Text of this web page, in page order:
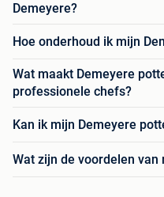
Demeyere?
Hoe onderhoud ik mijn
Wat maakt Demeyere
professionele chefs?
Kan ik mijn Demeyere
Wat zijn de voordelen